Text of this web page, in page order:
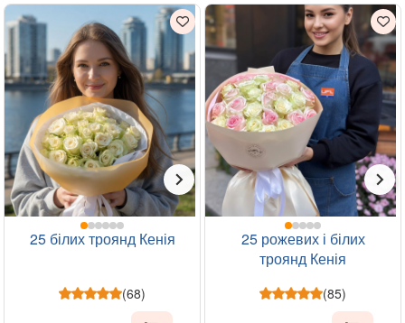
25 білих троянд Кенія
(68)
25 рожевих і білих
троянд Кенія
(85)